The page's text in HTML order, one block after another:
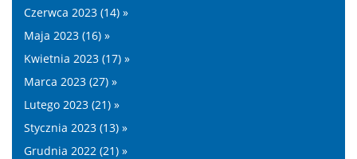
Czerwca 2023 (14) »
Maja 2023 (16) »
Kwietnia 2023 (17) »
Marca 2023 (27) »
Lutego 2023 (21) »
Stycznia 2023 (13) »
Grudnia 2022 (21) »